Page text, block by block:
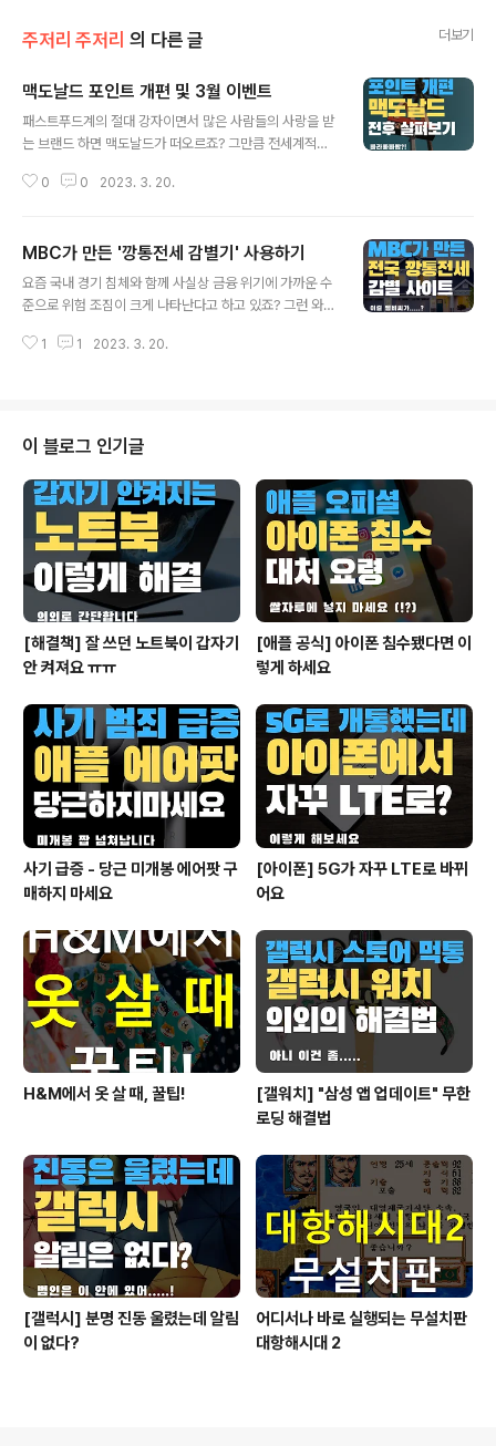
주저리 주저리 의 다른 글 더보기
맥도날드 포인트 개편 및 3월 이벤트
패스트푸드계의 절대 강자이면서 많은 사람들의 사랑을 받
는 브랜드 하면 맥도날드가 떠오르죠? 그만큼 전세계적으
오늘은 그 맥도날드의 포인트제도 개편 사항과 함께 이번
포인트를 적립하거나 사용할 수 있었는데, 이게 100원당
5점이었습니다. 그런데 3월 20일부터 4월 2일까지 2주
동안에는 100원당 10점을 적립해주는 더블적립 이벤트를
기간 동안에는 꼬박꼬박 잘 챙겨 두셔야겠죠? 포인트 리워
0 0 2023. 3. 20.
MBC가 만든 '깡통전세 감별기' 사용하기
요즘 국내 경기 침체와 함께 사실상 금융 위기에 가까운 수
준으로 위험 조짐이 크게 나타난다고 하고 있죠? 그런 와중
BC에서는 이른바 '깡통전세' 여부를 감별할 수 있는 사이
단독 혹은 다가주택과 오피스텔을 제외한 다세대주택의 전
세, 매매 실거래가 자료를 전수조사해서 결과를 산출했다
고 합니다. 2023년도 데이터도 향후 업데이트 예정이라고
하고요. 다만 참고용으로 사용해야 하고, 다른 선순위 채권
등이 있을 수 있기 때문에 반드시 사전에 직접 확인하라는
당부도 덧붙여 두었습니다. 어쨌거나..
1 1 2023. 3. 20.
이 블로그 인기글
[해결책] 잘 쓰던 노트북이 갑자기
안 켜져요 ㅠㅠ
[애플 공식] 아이폰 침수됐다면 이
렇게 하세요
사기 급증 - 당근 미개봉 에어팟 구
매하지 마세요
[아이폰] 5G가 자꾸 LTE로 바뀌
어요
H&M에서 옷 살 때, 꿀팁!
[갤워치] "삼성 앱 업데이트" 무한
로딩 해결법
[갤럭시] 분명 진동 울렸는데 알림
이 없다?
어디서나 바로 실행되는 무설치판
대항해시대 2